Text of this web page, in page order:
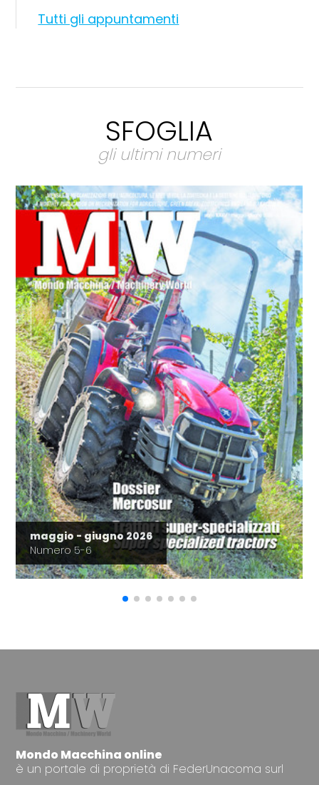
Tutti gli appuntamenti
SFOGLIA
gli ultimi numeri
maggio - giugno 2026
Numero 5-6
Mondo Macchina online
è un portale di proprietà di FederUnacoma surl